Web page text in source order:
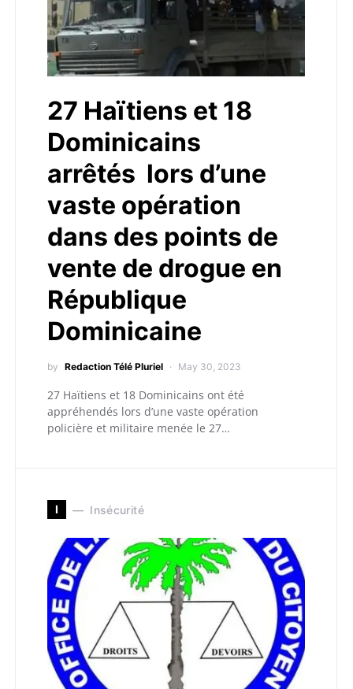
27 Haïtiens et 18
Dominicains
arrêtés lors d’une
vaste opération
dans des points de
vente de drogue en
République
Dominicaine
by Redaction Télé Pluriel May 30, 2023
27 Haïtiens et 18 Dominicains ont été
appréhendés lors d’une vaste opération
policière et militaire menée le 27…
I Insécurité